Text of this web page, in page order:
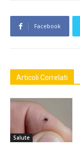
Facebook
Articoli Correlati
Salute